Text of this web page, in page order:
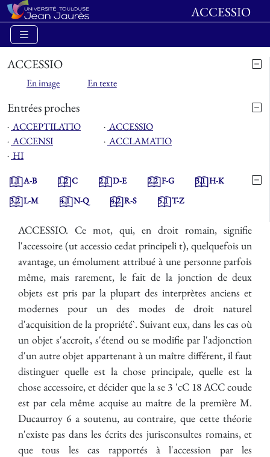
ACCESSIO
ACCESSIO
En image En texte
Entrées proches
⋅ ACCEPTILATIO ⋅ ACCESSIO
⋅ ACCENSI ⋅ ACCLAMATIO
⋅ HI
1.1A-B 1.2C 2.1D-E 2.2F-G 3.1H-K
3.2L-M 4.1N-Q 4.2R-S 5.1T-Z
ACCESSIO. Ce mot, qui, en droit romain, signifie
l'accessoire (ut accessio cedat principeli t), quelquefois un
avantage, un émolument attribué à une personne parfois
même, mais rarement, le fait de la jonction de deux
objets est pris par la plupart des interprètes anciens et
modernes pour un des modes de droit naturel
d'acquisition de la propriété`. Suivant eux, dans les cas où
un objet s'accroît, s'étend ou se modifie par l'adjonction
d'un autre objet appartenant à un maître différent, il faut
distinguer quelle est la chose principale, quelle est la
chose accessoire, et décider que la se 3 'cC 18 ACC coude
est par cela même acquise au maître de la première M.
Ducaurroy 6 a soutenu, au contraire, que cette théorie
n'existe pas dans les écrits des jurisconsultes romains, et
que tous les cas rapportés à l'accession par les